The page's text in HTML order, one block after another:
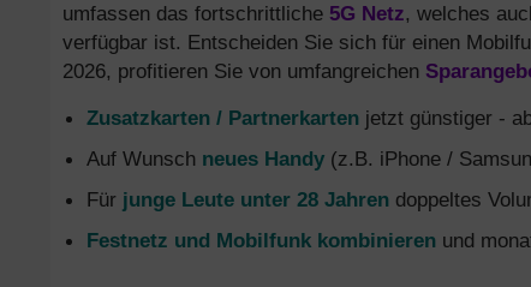
umfassen das fortschrittliche 5G Netz, welches
verfügbar ist. Entscheiden Sie sich für einen
2026, profitieren Sie von umfangreichen
Zusatzkarten / Partnerkarten jetzt günstiger -
Auf Wunsch neues Handy (z.B. iPhone /
Für junge Leute unter 28 Jahren doppeltes
Festnetz und Mobilfunk kombinieren und